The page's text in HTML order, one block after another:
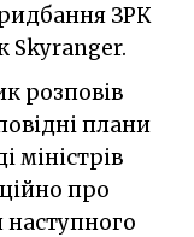
ЗРК
Skyranger.
розповів
плани
міністрів
про